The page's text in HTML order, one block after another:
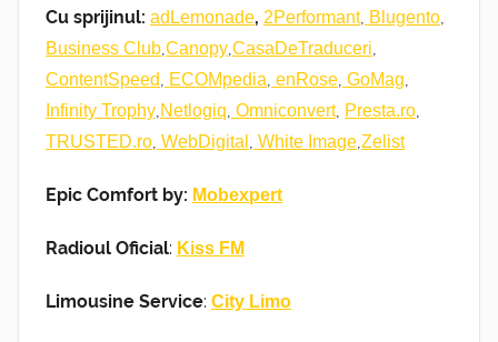
Cu sprijinul: adLemonade, 2Performant, Blugento,
Business Club,Canopy,CasaDeTraduceri,
ContentSpeed, ECOMpedia, enRose, GoMag,
Infinity Trophy,Netlogiq, Omniconvert, Presta.ro,
TRUSTED.ro, WebDigital , White Image,Zelist
Epic Comfort by: Mobexpert
Radioul Oficial: Kiss FM
Limousine Service: City Limo